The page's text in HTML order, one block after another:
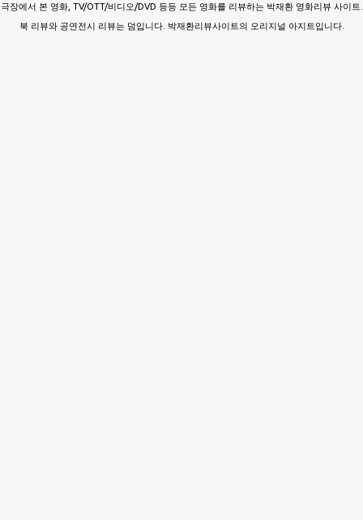
극장에서 본 영화, TV/OTT/비디오/DVD 등등 모든 영화를 리뷰하는 박재환 영화리뷰 사이트.
북 리뷰와 공연전시 리뷰는 덤입니다. 박재환리뷰사이트의 오리지널 아지트입니다.